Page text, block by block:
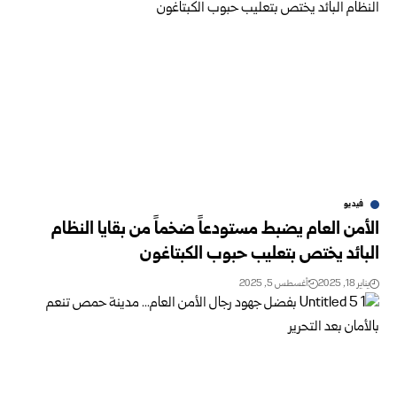
فيديو
الأمن العام يضبط مستودعاً ضخماً من بقايا النظام
البائد يختص بتعليب حبوب الكبتاغون
يناير 18, 2025 أغسطس 5, 2025